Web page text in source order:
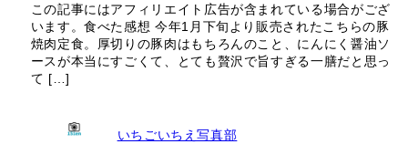
この記事にはアフィリエイト広告が含まれている場合がござ
います。食べた感想 今年1月下旬より販売されたこちらの豚
焼肉定食。厚切りの豚肉はもちろんのこと、にんにく醤油ソ
ースが本当にすごくて、とても贅沢で旨すぎる一膳だと思っ
て […]
いちごいちえ写真部